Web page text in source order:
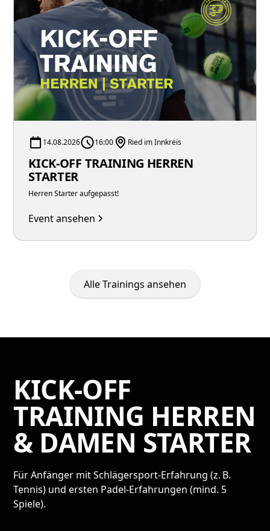
14.08.2026 16:00 Ried im Innkreis
KICK-OFF TRAINING HERREN
STARTER
Herren Starter aufgepasst!
Event ansehen
Alle Trainings ansehen
KICK-OFF
TRAINING HERREN
& DAMEN STARTER
Für Anfänger mit Schlägersport-Erfahrung (z. B.
Tennis) und ersten Padel-Erfahrungen (mind. 5
Spiele).